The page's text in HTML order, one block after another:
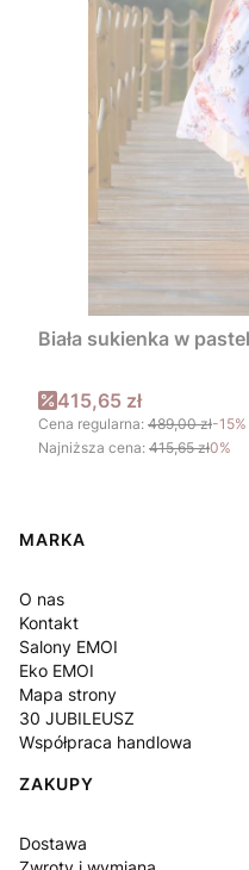
Biała sukienka w
Cena promocyjna
415,65 zł
Cena regularna: 489,00 zł-15%
Najniższa cena: 415,65 zł0%
Linki w stopce
MARKA
O nas
Kontakt
Salony EMOI
Eko EMOI
Mapa strony
30 JUBILEUSZ
Współpraca handlowa
ZAKUPY
Dostawa